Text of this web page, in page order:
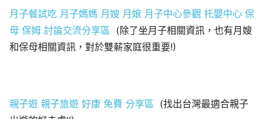
月子餐試吃 月子媽媽 月嫂 月娘 月子中心參觀 托嬰中心 保
母 保姆 討論交流分享區 (除了坐月子相關資訊，也有月嫂
和保母相關資訊，對於雙薪家庭很重要!)
親子遊 親子旅遊 好康 免費 分享區 (找出台灣最適合親子